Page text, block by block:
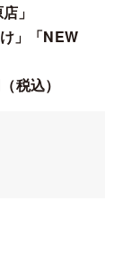
」
「NEW
込）